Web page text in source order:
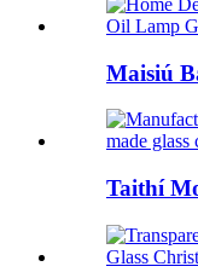
Maisiú
Taithí